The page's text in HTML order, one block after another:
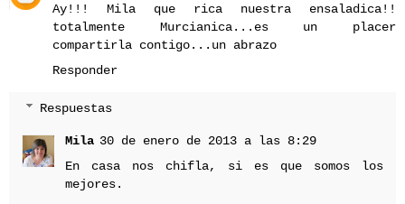
Ay!!! Mila que rica nuestra ensaladica!!
totalmente Murcianica...es un placer
compartirla contigo...un abrazo
Responder
Respuestas
Mila 30 de enero de 2013 a las 8:29
En casa nos chifla, si es que somos los
mejores.